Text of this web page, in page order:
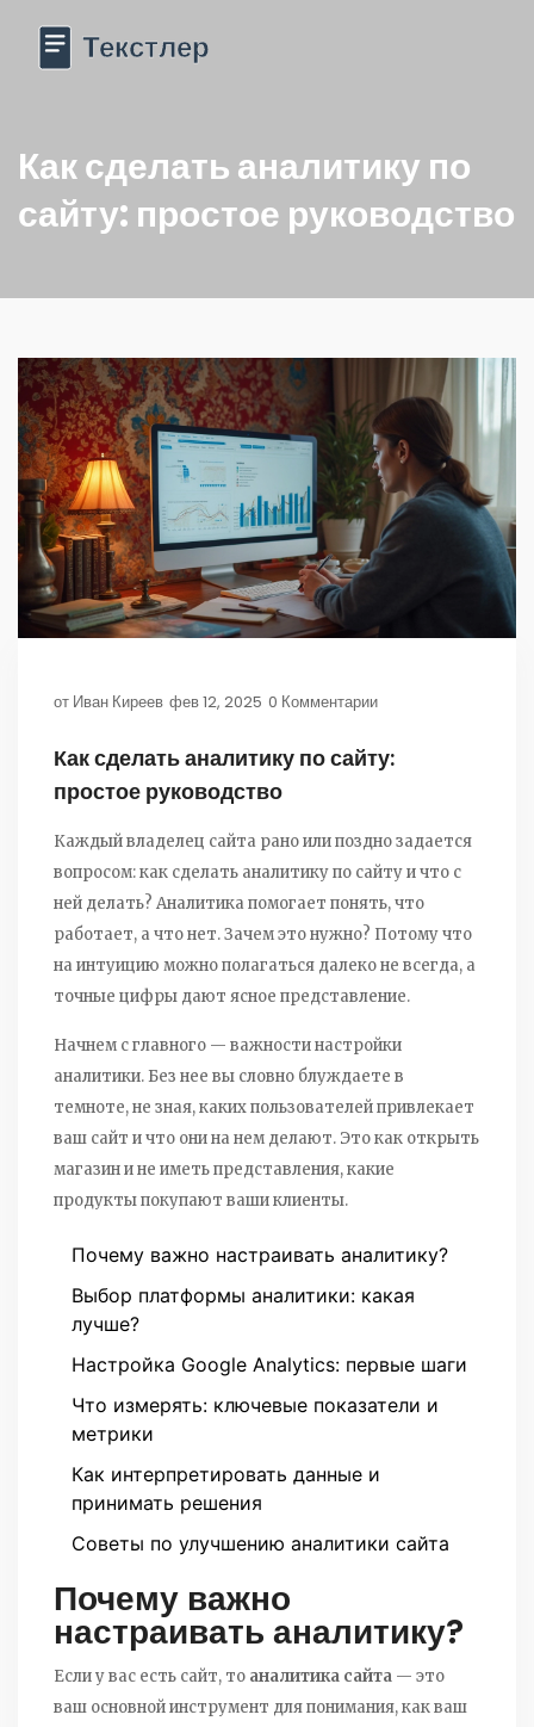
Как сделать аналитику по
сайту: простое руководство
от Иван Киреев фев 12, 2025 0 Комментарии
Как сделать аналитику по сайту:
простое руководство
Каждый владелец сайта рано или поздно задается
вопросом: как сделать аналитику по сайту и что с
ней делать? Аналитика помогает понять, что
работает, а что нет. Зачем это нужно? Потому что
на интуицию можно полагаться далеко не всегда, а
точные цифры дают ясное представление.
Начнем с главного — важности настройки
аналитики. Без нее вы словно блуждаете в
темноте, не зная, каких пользователей привлекает
ваш сайт и что они на нем делают. Это как открыть
магазин и не иметь представления, какие
продукты покупают ваши клиенты.
Почему важно настраивать аналитику?
Выбор платформы аналитики: какая
лучше?
Настройка Google Analytics: первые шаги
Что измерять: ключевые показатели и
метрики
Как интерпретировать данные и
принимать решения
Советы по улучшению аналитики сайта
Почему важно
настраивать аналитику?
Если у вас есть сайт, то аналитика сайта — это
ваш основной инструмент для понимания, как ваш